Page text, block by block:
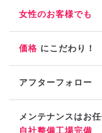
女性のお客様でも
価格 にこだわり！
アフターフォロー
メンテナンスはお
自社整備工場完備